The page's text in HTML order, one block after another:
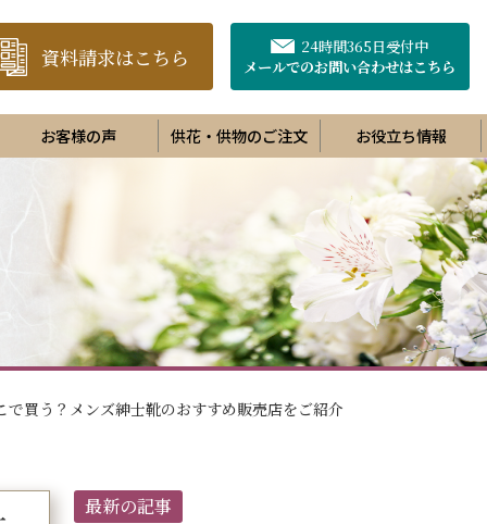
資料請求はこちら
24時間365日受付中
メールでのお問い合わせはこちら
お客様の声 供花・供物のご注文 お役立ち情報
で買う？メンズ紳士靴のおすすめ販売店をご紹介
最新の記事